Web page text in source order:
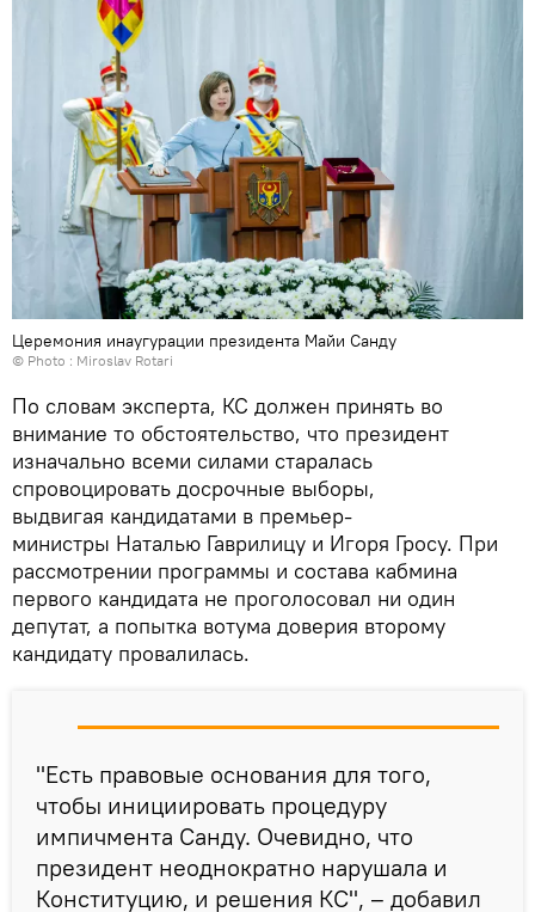
Церемония инаугурации президента Майи Санду
© Photo : Miroslav Rotari
По словам эксперта, КС должен принять во
внимание то обстоятельство, что президент
изначально всеми силами старалась
спровоцировать досрочные выборы,
выдвигая кандидатами в премьер-
министры Наталью Гаврилицу и Игоря Гросу. При
рассмотрении программы и состава кабмина
первого кандидата не проголосовал ни один
депутат, а попытка вотума доверия второму
кандидату провалилась.
"Есть правовые основания для того,
чтобы инициировать процедуру
импичмента Санду. Очевидно, что
президент неоднократно нарушала и
Конституцию, и решения КС", – добавил